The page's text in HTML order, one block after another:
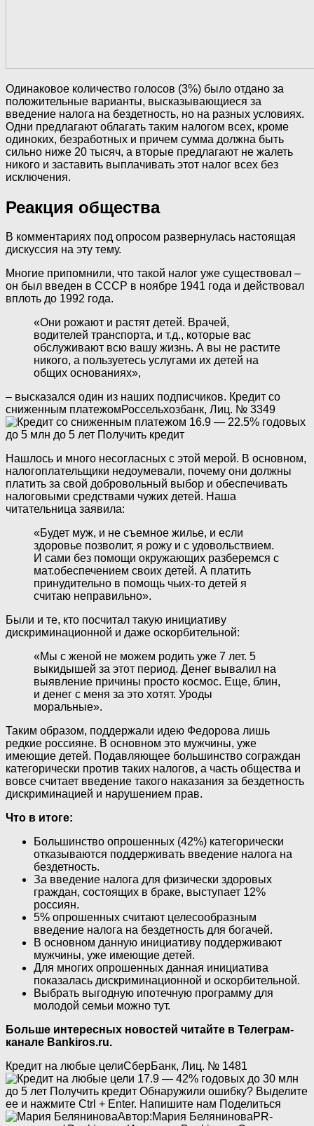
Одинаковое количество голосов (3%) было отдано за
положительные варианты, высказывающиеся за
введение налога на бездетность, но на разных условиях.
Одни предлагают облагать таким налогом всех, кроме
одиноких, безработных и причем сумма должна быть
сильно ниже 20 тысяч, а вторые предлагают не жалеть
никого и заставить выплачивать этот налог всех без
исключения.
Реакция общества
В комментариях под опросом развернулась настоящая
дискуссия на эту тему.
Многие припомнили, что такой налог уже существовал –
он был введен в СССР в ноябре 1941 года и действовал
вплоть до 1992 года.
«Они рожают и растят детей. Врачей,
водителей транспорта, и т.д., которые вас
обслуживают всю вашу жизнь. А вы не растите
никого, а пользуетесь услугами их детей на
общих основаниях»,
– высказался один из наших подписчиков. Кредит со
сниженным платежомРоссельхозбанк, Лиц. № 3349
16.9 — 22.5% годовых
до 5 млн до 5 лет Получить кредит
Нашлось и много несогласных с этой мерой. В основном,
налогоплательщики недоумевали, почему они должны
платить за свой добровольный выбор и обеспечивать
налоговыми средствами чужих детей. Наша
читательница заявила:
«Будет муж, и не съемное жилье, и если
здоровье позволит, я рожу и с удовольствием.
И сами без помощи окружающих разберемся с
мат.обеспечением своих детей. А платить
принудительно в помощь чьих-то детей я
считаю неправильно».
Были и те, кто посчитал такую инициативу
дискриминационной и даже оскорбительной:
«Мы с женой не можем родить уже 7 лет. 5
выкидышей за этот период. Денег вывалил на
выявление причины просто космос. Еще, блин,
и денег с меня за это хотят. Уроды
моральные».
Таким образом, поддержали идею Федорова лишь
редкие россияне. В основном это мужчины, уже
имеющие детей. Подавляющее большинство сограждан
категорически против таких налогов, а часть общества и
вовсе считает введение такого наказания за бездетность
дискриминацией и нарушением прав.
Что в итоге:
Большинство опрошенных (42%) категорически
отказываются поддерживать введение налога на
бездетность.
За введение налога для физически здоровых
граждан, состоящих в браке, выступает 12%
россиян.
5% опрошенных считают целесообразным
введение налога на бездетность для богачей.
В основном данную инициативу поддерживают
мужчины, уже имеющие детей.
Для многих опрошенных данная инициатива
показалась дискриминационной и оскорбительной.
Выбрать выгодную ипотечную программу для
молодой семьи можно тут.
Больше интересных новостей читайте в Телеграм-
канале Bankiros.ru.
Кредит на любые целиСберБанк, Лиц. № 1481
17.9 — 42% годовых до 30 млн
до 5 лет Получить кредит Обнаружили ошибку? Выделите
ее и нажмите Ctrl + Enter. Напишите нам Поделиться
Автор:Мария БеляниноваPR-